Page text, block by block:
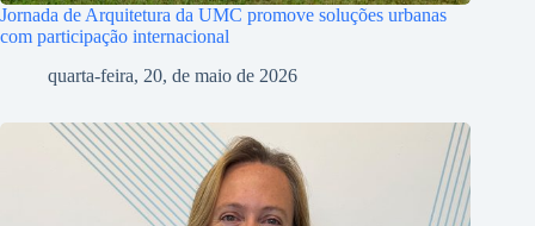
Jornada de Arquitetura da UMC promove soluções urbanas
com participação internacional
quarta-feira, 20, de maio de 2026